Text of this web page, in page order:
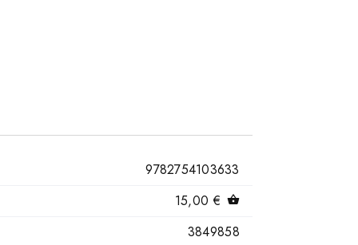
9782754103633
15,00 € shopping_basket
3849858